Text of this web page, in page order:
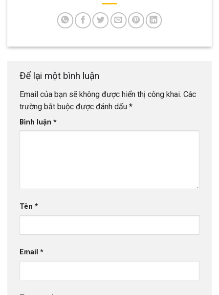
Để lại một bình luận
Email của bạn sẽ không được hiển thị công khai. Các
trường bắt buộc được đánh dấu *
Bình luận *
Tên *
Email *